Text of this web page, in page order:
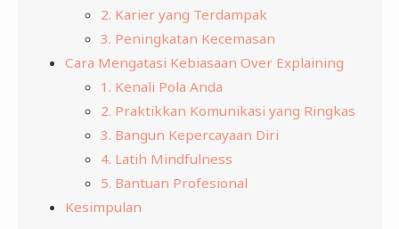
2. Karier yang Terdampak
3. Peningkatan Kecemasan
Cara Mengatasi Kebiasaan Over Explaining
1. Kenali Pola Anda
2. Praktikkan Komunikasi yang Ringkas
3. Bangun Kepercayaan Diri
4. Latih Mindfulness
5. Bantuan Profesional
Kesimpulan